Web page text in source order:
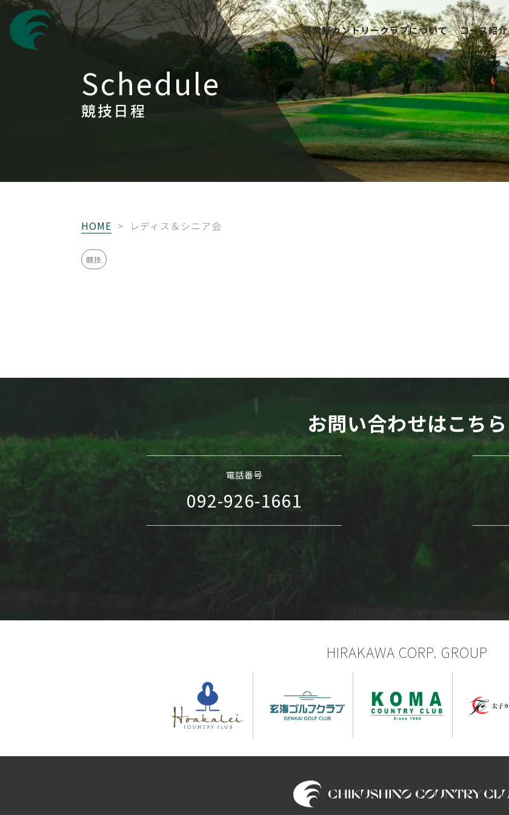
筑紫野カントリークラブについて コース紹介
Schedule
競技日程
HOME > レディス＆シニア会
競技
お問い合わせはこちら
電話番号
092-926-1661
HIRAKAWA CORP. GROUP
筑紫野カントリークラブについて
コース紹介
ご利用案内
競技日程